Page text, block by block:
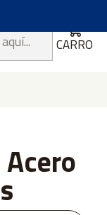
CARRO